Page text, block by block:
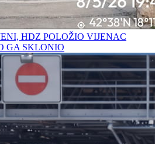
HDZ POLOŽIO VIJENAC
GA SKLONIO